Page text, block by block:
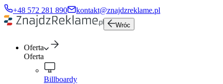
+48 572 281 890 kontakt@znajdzreklame.pl
Wróc
Oferta
Oferta
Billboardy